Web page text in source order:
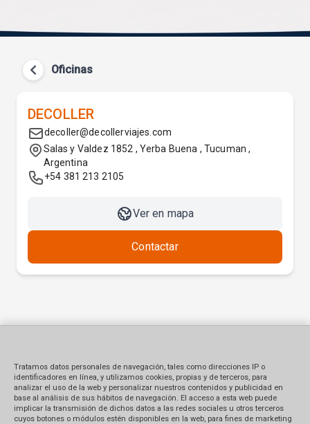
Oficinas
DECOLLER
decoller@decollerviajes.com
Salas y Valdez 1852 , Yerba Buena , Tucuman ,
Argentina
+54 381 213 2105
Ver en mapa
Contactar
Tratamos datos personales de navegación, tales como direcciones IP o
identificadores en línea, y utilizamos cookies, propias y de terceros, para
analizar el uso de la web y personalizar nuestros contenidos y publicidad en
base al análisis de sus hábitos de navegación. El acceso a esta web puede
implicar la transmisión de dichos datos a las redes sociales u otros terceros
cuyos botones o módulos estén disponibles en la web, para fines de marketing